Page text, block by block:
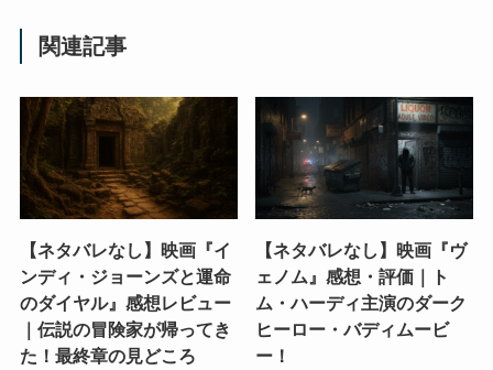
関連記事
【ネタバレなし】映画『イ
ンディ・ジョーンズと運命
のダイヤル』感想レビュー
｜伝説の冒険家が帰ってき
た！最終章の見どころ
【ネタバレなし】映画『ヴ
ェノム』感想・評価｜ト
ム・ハーディ主演のダーク
ヒーロー・バディムービ
ー！